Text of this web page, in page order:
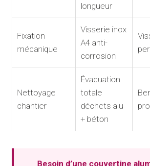
longueur
Fixation
mécanique
Visserie inox
A4 anti-
corrosion
Nettoyage
chantier
Évacuation
totale
déchets alu
+ béton
Besoin d’une couvertine